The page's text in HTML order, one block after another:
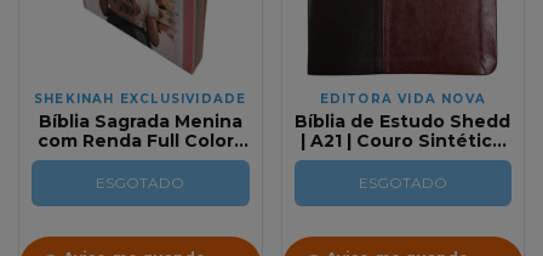
SHEKINAH EXCLUSIVIDADE
Bíblia Sagrada Menina
com Renda Full Color |
NVA | Capa Brochura
ESGOTADO
EDITORA VIDA NOVA
Bíblia de Estudo Shedd
| A21 | Couro Sintético
Marrom e Café Capa
Luxo (Inclui Caixa
ESGOTADO